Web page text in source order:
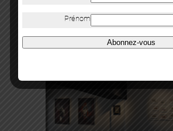
Prénom
Abonnez-vous